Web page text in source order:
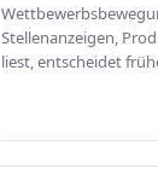
Stellenanzeigen,
liest, entscheidet